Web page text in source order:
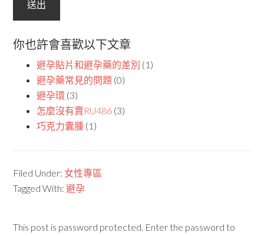
你也許會喜歡以下文章
避孕貼片和避孕藥的差別 (1)
避孕藥常見的問題 (0)
避孕環 (3)
怎麼沒有賣RU486 (3)
巧克力囊腫 (1)
Filed Under: 女性專區
Tagged With:避孕
This post is password protected. Enter the password to